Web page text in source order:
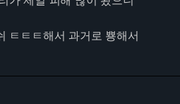
ㅌㅌㅌ해서 과거로 뿅해서